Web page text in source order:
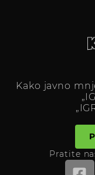
Kako javno
Pratite